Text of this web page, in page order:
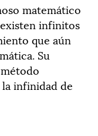
matemático
infinitos
que aún
Su
infinidad de